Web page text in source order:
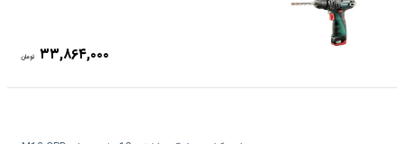
۳۳,۸۶۴,۰۰۰ تومان